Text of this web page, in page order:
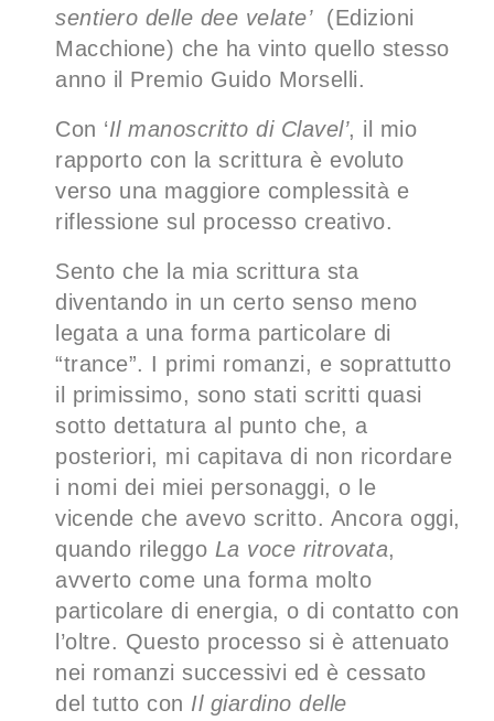
sentiero delle dee velate’(Edizioni
Macchione) che ha vinto quello stesso
anno il Premio Guido Morselli.
Con ‘Il manoscritto di Clavel’, il mio
rapporto con la scrittura è evoluto
verso una maggiore complessità e
riflessione sul processo creativo.
Sento che la mia scrittura sta
diventando in un certo senso meno
legata a una forma particolare di
“trance”. I primi romanzi, e soprattutto
il primissimo, sono stati scritti quasi
sotto dettatura al punto che, a
posteriori, mi capitava di non ricordare
i nomi dei miei personaggi, o le
vicende che avevo scritto. Ancora oggi,
quando rileggo La voce ritrovata,
avverto come una forma molto
particolare di energia, o di contatto con
l’oltre. Questo processo si è attenuato
nei romanzi successivi ed è cessato
del tutto con Il giardino delle